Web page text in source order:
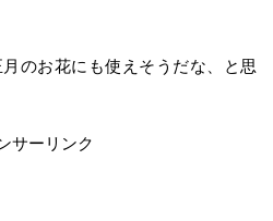
のお花にも使えそうだな、と思
サーリンク